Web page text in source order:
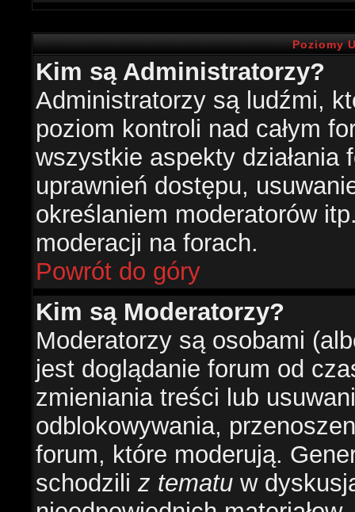
Poziomy
Kim są Administratorzy?
Administratorzy są ludźmi,
poziom kontroli nad całym
wszystkie aspekty działania
uprawnień dostępu,
określaniem moderatorów
moderacji na forach.
Powrót do góry
Kim są Moderatorzy?
Moderatorzy są osobami
jest doglądanie forum od
zmieniania treści lub
odblokowywania,
forum, które moderują.
schodzili z tematu w